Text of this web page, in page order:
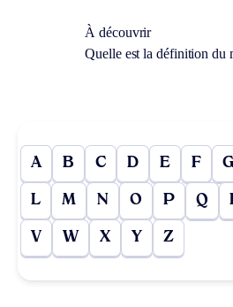
À découvrir
Quelle est la définition du
A B C D E F G
L M N O P Q
V W X Y Z